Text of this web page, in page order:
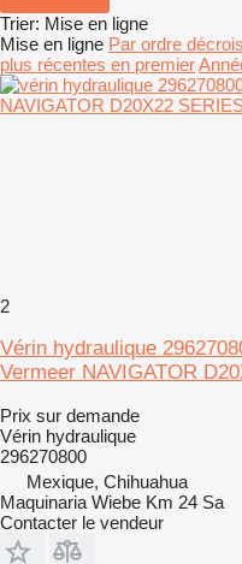
Trier: Mise en ligne
Mise en ligne Par ordre
plus récentes en premier
2
Vérin hydraulique
Vermeer NAVIGATOR
Prix sur demande
Vérin hydraulique
296270800
Mexique, Chihuahua
Maquinaria Wiebe Km 24 Sa
Contacter le vendeur